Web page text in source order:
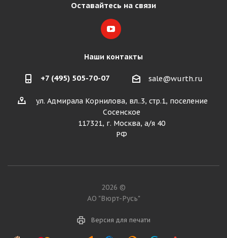
Оставайтесь на связи
Наши контакты
+7 (495) 505-70-07 sale@wurth.ru
ул. Адмирала Корнилова, вл..3, стр.1, поселение
Сосенское
117321, г. Москва, а/я 40
РФ
2026 ©
АО "Вюрт-Русь"
Версия для печати